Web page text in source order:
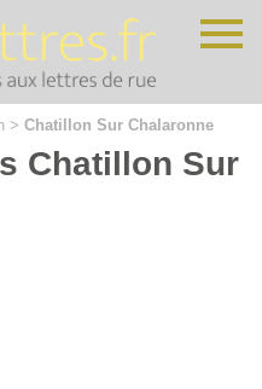
> Chatillon Sur Chalaronne
Chatillon Sur